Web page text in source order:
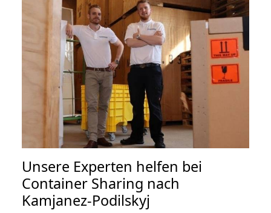
Unsere Experten helfen bei
Container Sharing nach
Kamjanez-Podilskyj